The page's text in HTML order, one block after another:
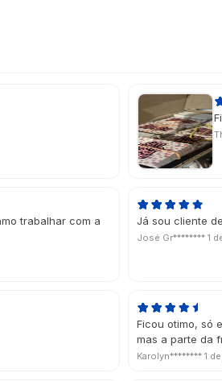
trabalhar com a
Já sou cliente
José Gr******** 1
Ficou otimo, só
mas a parte da
Karolyn******** 1